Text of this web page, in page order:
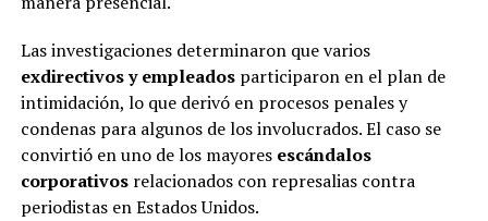
Las investigaciones determinaron que varios
exdirectivos y empleadosparticiparon en el plan de
intimidación, lo que derivó en procesos penales y
condenas para algunos de los involucrados. El caso se
convirtió en uno de los mayores escándalos
corporativosrelacionados con represalias contra
periodistas en Estados Unidos.